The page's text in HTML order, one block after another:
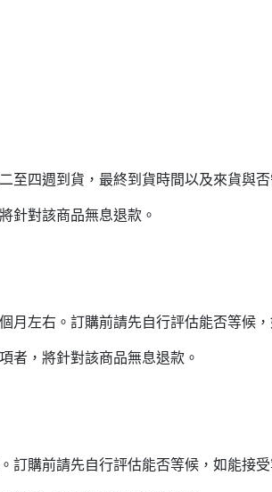
至四週到貨，最終到貨時間以及來貨與否
針對該商品無息退款。
月左右。訂購前請先自行評估能否等候
者，將針對該商品無息退款。
訂購前請先自行評估能否等候，如能接受